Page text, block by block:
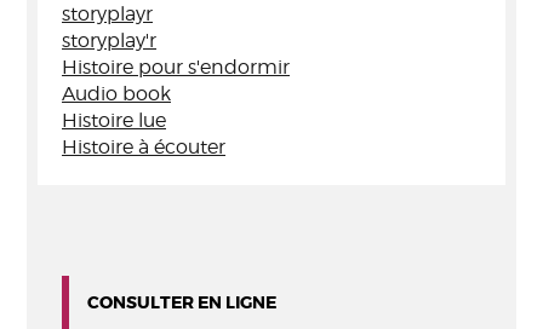
storyplayr
storyplay'r
Histoire pour s'endormir
Audio book
Histoire lue
Histoire à écouter
CONSULTER EN LIGNE